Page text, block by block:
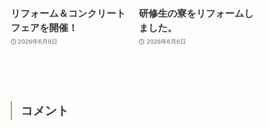
リフォーム＆コンクリート
フェアを開催！
2026年6月9日
研修生の寮をリフォームし
ました。
2026年6月6日
コメント